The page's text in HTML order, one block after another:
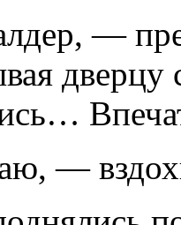
—
—